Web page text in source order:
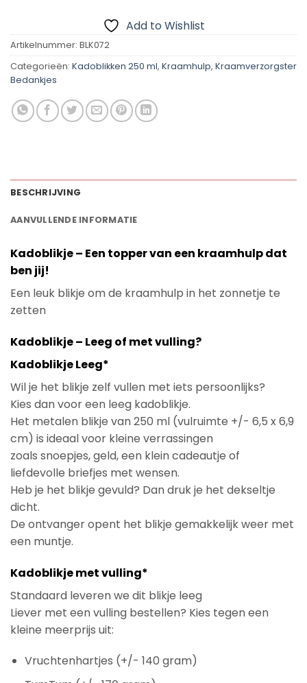
Add to Wishlist
Artikelnummer: BLK072
Categorieën: Kadoblikken 250 ml, Kraamhulp, Kraamverzorgster
Bedankjes
BESCHRIJVING
AANVULLENDE INFORMATIE
Kadoblikje – Een topper van een kraamhulp dat
ben jij!
Een leuk blikje om de kraamhulp in het zonnetje te
zetten
Kadoblikje – Leeg of met vulling?
Kadoblikje Leeg*
Wil je het blikje zelf vullen met iets persoonlijks?
Kies dan voor een leeg kadoblikje.
Het metalen blikje van 250 ml (vulruimte +/- 6,5 x 6,9
cm) is ideaal voor kleine verrassingen
zoals snoepjes, geld, een klein cadeautje of
liefdevolle briefjes met wensen.
Heb je het blikje gevuld? Dan druk je het dekseltje
dicht.
De ontvanger opent het blikje gemakkelijk weer met
een muntje.
Kadoblikje met vulling*
Standaard leveren we dit blikje leeg
Liever met een vulling bestellen? Kies tegen een
kleine meerprijs uit:
Vruchtenhartjes (+/- 140 gram)